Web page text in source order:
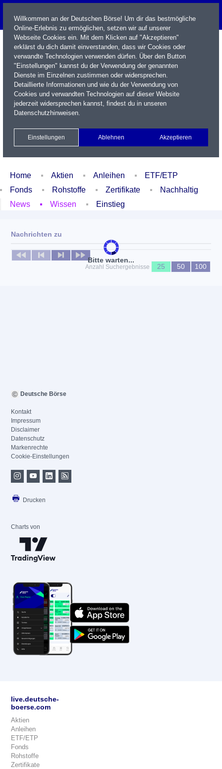
Name / WKN / ISIN / Kürzel
Xetra Realtime
Watchlist Portfolio Login
Home Aktien Anleihen
ETF/ETP
Fonds
Rohstoffe Zertifikate
Nachhaltig
News
Wissen Einstieg
Bitte warten...
Nachrichten zu
Keine News verfügbar
Anzahl Suchergebnisse
25 50 100
Willkommen an der Deutschen Börse! Um dir das bestmögliche
Online-Erlebnis zu ermöglichen, setzen wir auf unserer
Webseite Cookies ein. Mit dem Klicken auf "Akzeptieren"
erklärst du dich damit einverstanden, dass wir Cookies oder
verwandte Technologien verwenden dürfen. Über den Button
"Einstellungen" kannst du der Verwendung der genannten
Dienste im Einzelnen zustimmen oder widersprechen.
Detaillierte Informationen und wie du der Verwendung von
Cookies und verwandten Technologien auf dieser Website
jederzeit widersprechen kannst, findest du in unseren
Datenschutzhinweisen.
Einstellungen Ablehnen Akzeptieren
Deutsche Börse
Kontakt
Impressum
Disclaimer
Datenschutz
Markenrechte
Cookie-Einstellungen
Drucken
Charts von
live.deutsche-
boerse.com
Aktien
Anleihen
ETF/ETP
Fonds
Rohstoffe
Zertifikate